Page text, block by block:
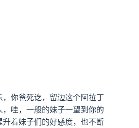
你爸死讫，留边这个阿拉丁
哇，一般的妹子一望到你的
着妹子们的好感度，也不断